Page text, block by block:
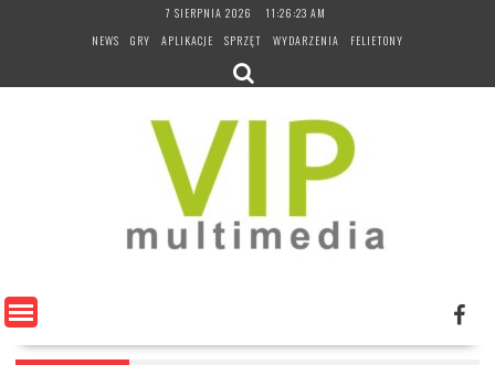
7 SIERPNIA 2026
11:26:24 AM
NEWS
GRY APLIKACJE SPRZĘT WYDARZENIA FELIETONY